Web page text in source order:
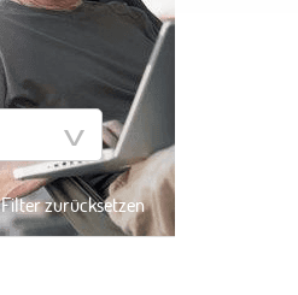
Filter zurücksetzen